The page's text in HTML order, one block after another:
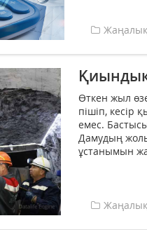
Өткен жыл
пішіп, кесір
емес.
Дамудың
ұстанымын